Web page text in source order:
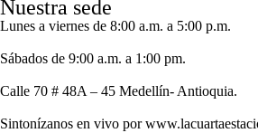
Nuestra sede
Lunes a viernes de 8:00 a.m. a 5:00 p.m.
Sábados de 9:00 a.m. a 1:00 pm.
Calle 70 # 48A – 45 Medellín- Antioquia.
Sintonízanos en vivo por